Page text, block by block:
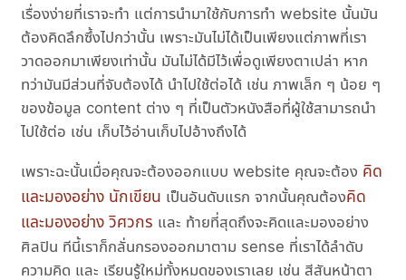
เรื่องง่ายที่เราจะทำ แต่การนำมาใช้กับการทำ website นั้นมัน
ต้องคิดลึกซึ้งไปกว่านั้น เพราะมันไม่ได้เป็นเพียงแต่ภาพที่เรา
วาดออกมาเพียงเท่านั้น มันไม่ได้มีไว้เพื่อดูเพียงตาเปล่า หาก
ทว่ามันมีส่วนที่จับต้องได้ นำไปใช้ต่อได้ เช่น ภาพเล็ก ๆ น้อย ๆ
ของข้อมูล content ต่าง ๆ ที่เป็นตัวหนังสือที่ผู้ใช้สามารถนำ
ไปใช้ต่อ เช่น เก็บไว้อ่านเก็บไปอ้างถึงได้
เพราะฉะนั้นเมื่อคุณจะต้องออกแบบ website คุณจะต้อง คิด
และมองอย่าง นักเขียน เป็นอันดับแรก จากนั้นคุณต้องคิด
และมองอย่าง วิศวกร และ ท้ายที่สุดถึงจะคิดและมองอย่าง
ศิลปิน ทีนี้เราก็กลั่นกรองออกมาตาม sense ที่เราได้ลำดับ
ความคิด และ เรียนรู้ใหม่ทั้งหมดของเราเลย เช่น สีสันหน้าตา